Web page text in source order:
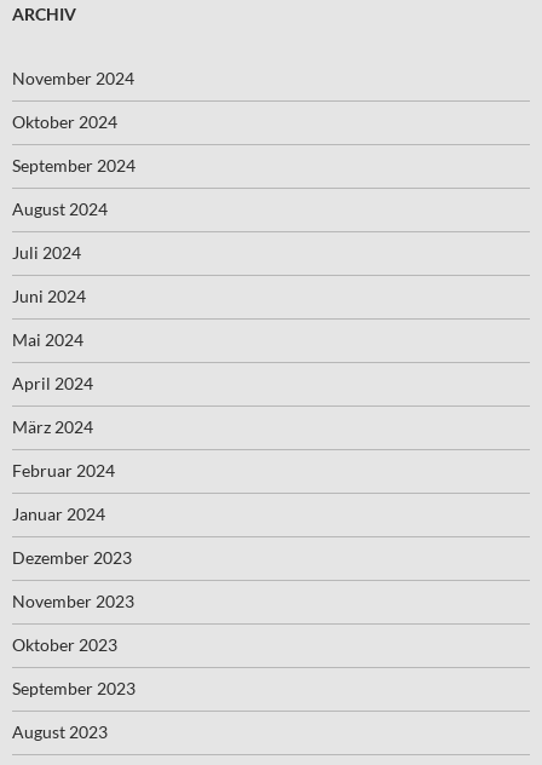
ARCHIV
November 2024
Oktober 2024
September 2024
August 2024
Juli 2024
Juni 2024
Mai 2024
April 2024
März 2024
Februar 2024
Januar 2024
Dezember 2023
November 2023
Oktober 2023
September 2023
August 2023